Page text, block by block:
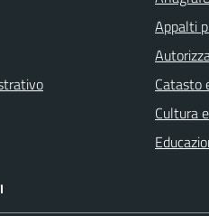
Appalti
Catasto
Cultura